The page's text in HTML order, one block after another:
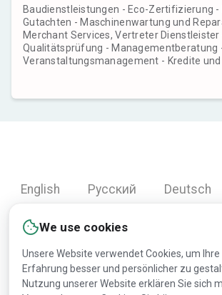
Baudienstleistungen - Eco-Zertifizierung -
Gutachten - Maschinenwartung und
Merchant Services, Vertreter Dienstleister
Qualitätsprüfung - Managementberatung
Veranstaltungsmanagement - Kredite
We use cookies
Unsere Website verwendet Cookies, um
Erfahrung besser und persönlicher zu
Nutzung unserer Website erklären Sie sich
English Русский Deutsch
العربية
Türkçe